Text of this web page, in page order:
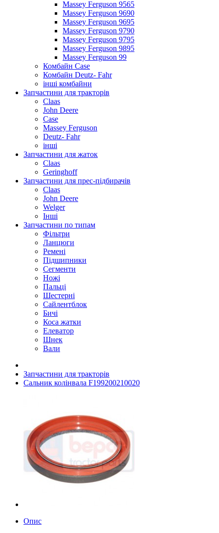
Massey Ferguson 9565
Massey Ferguson 9690
Massey Ferguson 9695
Massey Ferguson 9790
Massey Ferguson 9795
Massey Ferguson 9895
Massey Ferguson 99
Комбайн Case
Комбайн Deutz- Fahr
інші комбайни
Запчастини для тракторів
Claas
John Deere
Case
Massey Ferguson
Deutz- Fahr
інші
Запчастини для жаток
Claas
Geringhoff
Запчастини для прес-підбирачів
Claas
John Deere
Welger
Інші
Запчастини по типам
Фільтри
Ланцюги
Ремені
Підшипники
Сегменти
Ножі
Пальці
Шестерні
Сайлентблок
Бичі
Коса жатки
Елеватор
Шнек
Вали
Запчастини для тракторів
Сальник колінвала F199200210020
Опис